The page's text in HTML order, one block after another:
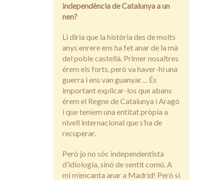
independència de Catalunya a un
nen?
Li diria que la història des de molts
anys enrere ens ha fet anar de la mà
del poble castellà. Primer nosaltres
érem els forts, però va haver-hi una
guerra i ens van guanyar… És
important explicar-los que abans
érem el Regne de Catalunya i Aragó
i que teníem una entitat pròpia a
nivell internacional que s’ha de
recuperar.
Però jo no sóc independentista
d’idiologia, sinó de sentit comú. A
mi m’encanta anar a Madrid! Però si